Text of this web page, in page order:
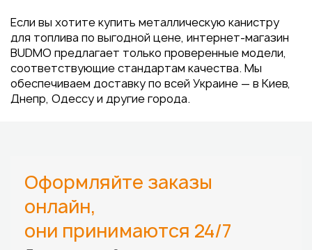
Если вы хотите купить металлическую канистру
для топлива по выгодной цене, интернет-магазин
BUDMO предлагает только проверенные модели,
соответствующие стандартам качества. Мы
обеспечиваем доставку по всей Украине — в Киев,
Днепр, Одессу и другие города.
Оформляйте заказы
онлайн,
они принимаются 24/7